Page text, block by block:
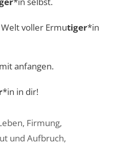
voller Ermutiger*in
anfangen.
*in in dir!
, Firmung,
und Aufbruch,